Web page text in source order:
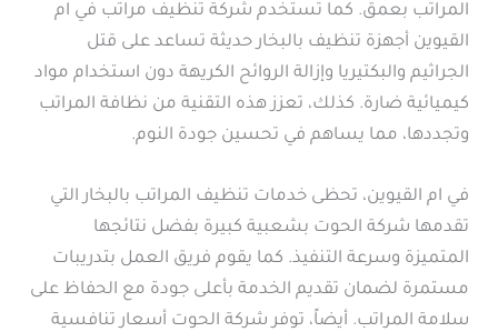
المراتب بعمق. كما تستخدم شركة تنظيف مراتب في ام
القيوين أجهزة تنظيف بالبخار حديثة تساعد على قتل
الجراثيم والبكتيريا وإزالة الروائح الكريهة دون استخدام مواد
كيميائية ضارة. كذلك، تعزز هذه التقنية من نظافة المراتب
وتجددها، مما يساهم في تحسين جودة النوم.
في ام القيوين، تحظى خدمات تنظيف المراتب بالبخار التي
تقدمها شركة الحوت بشعبية كبيرة بفضل نتائجها
المتميزة وسرعة التنفيذ. كما يقوم فريق العمل بتدريبات
مستمرة لضمان تقديم الخدمة بأعلى جودة مع الحفاظ على
سلامة المراتب. أيضاً، توفر شركة الحوت أسعار تنافسية